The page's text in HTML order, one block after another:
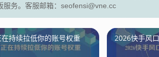
服务。客服邮箱：seofensi@vne.cc
持续拉低你的账号权重 2026快手风